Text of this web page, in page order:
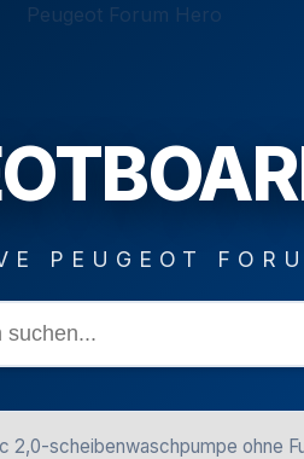
PEUGEOT
2,0-scheibenwaschpumpe ohne